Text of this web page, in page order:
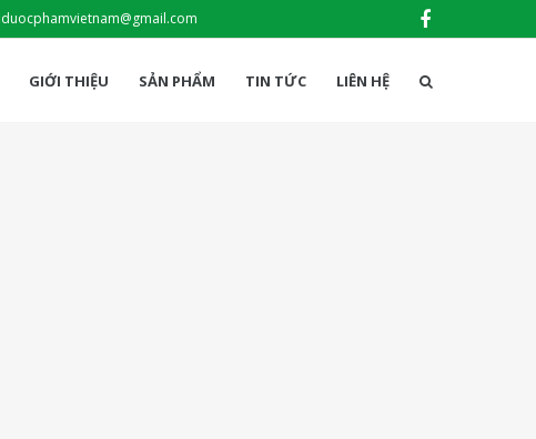
GIỚI THIỆU SẢN PHẨM TIN TỨC LIÊN HỆ